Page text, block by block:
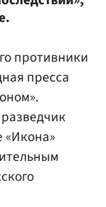
противники
пресса
«Икона»